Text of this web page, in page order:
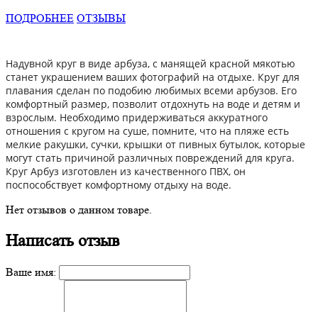
ПОДРОБНЕЕ ОТЗЫВЫ
Надувной круг в виде арбуза, с манящей красной мякотью
станет украшением ваших фотографий на отдыхе. Круг для
плавания сделан по подобию любимых всеми арбузов. Его
комфортный размер, позволит отдохнуть на воде и детям и
взрослым. Необходимо придерживаться аккуратного
отношения с кругом на суше, помните, что на пляже есть
мелкие ракушки, сучки, крышки от пивных бутылок, которые
могут стать причиной различных повреждений для круга.
Круг Арбуз изготовлен из качественного ПВХ, он
поспособствует комфортному отдыху на воде.
Нет отзывов о данном товаре.
Написать отзыв
Ваше имя: